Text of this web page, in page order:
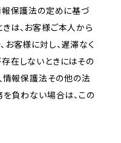
報保護法の定めに基づ
は、お客様ご本人から
お客様に対し、遅滞なく
在しないときにはその
情報保護法その他の法
を負わない場合は、この